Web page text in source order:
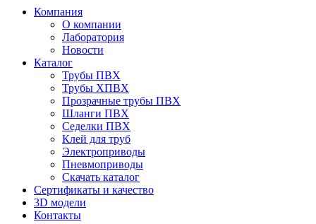
Компания
О компании
Лаборатория
Новости
Каталог
Трубы ПВХ
Трубы ХПВХ
Прозрачные трубы ПВХ
Шланги ПВХ
Седелки ПВХ
Клей для труб
Электроприводы
Пневмоприводы
Скачать каталог
Сертификаты и качество
3D модели
Контакты